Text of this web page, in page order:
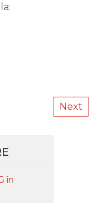
Next
în